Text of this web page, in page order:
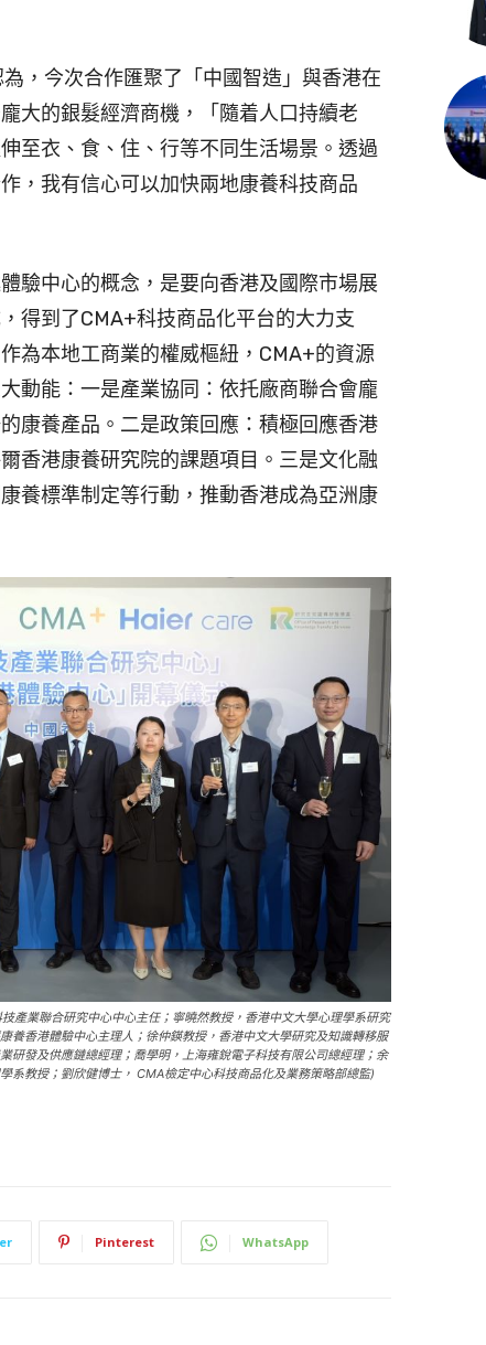
，今次合作匯聚了「中國智造」與香港在
大的銀髮經濟商機，「隨着人口持續老
至衣、食、住、行等不同生活場景。透過
，我有信心可以加快兩地康養科技商品
驗中心的概念，是要向香港及國際市場展
得到了CMA+科技商品化平台的大力支
為本地工商業的權威樞紐，CMA+的資源
動能：一是產業協同：依托廠商聯合會龐
康養產品。二是政策回應：積極回應香港
香港康養研究院的課題項目。三是文化融
養標準制定等行動，推動香港成為亞洲康
產業聯合研究中心中心主任；寧曉然教授，香港中文大學心理學系研究
養香港體驗中心主理人；徐仲鍈教授，香港中文大學研究及知識轉移服
研發及供應鏈總經理；喬學明，上海雍銳電子科技有限公司總經理；余
系教授；劉欣健博士， CMA檢定中心科技商品化及業務策略部總監)
Pinterest WhatsApp